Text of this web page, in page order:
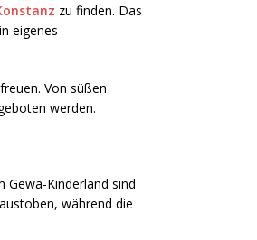
zu finden. Das
eigenes
Von süßen
werden.
Gewa-Kinderland sind
während die